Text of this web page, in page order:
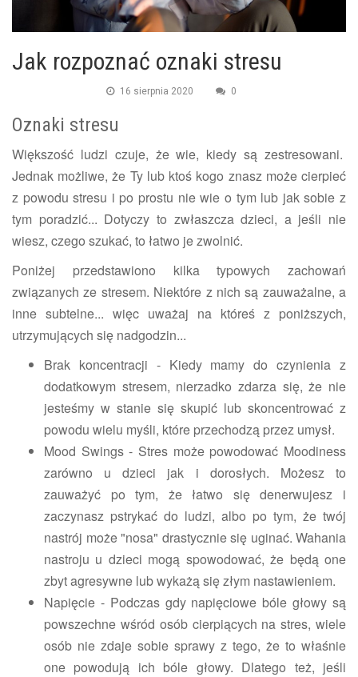
Jak rozpoznać oznaki stresu
16 sierpnia 2020 0
Oznaki stresu
Większość ludzi czuje, że wie, kiedy są zestresowani.
Jednak możliwe, że Ty lub ktoś kogo znasz może cierpieć
z powodu stresu i po prostu nie wie o tym lub jak sobie z
tym poradzić... Dotyczy to zwłaszcza dzieci, a jeśli nie
wiesz, czego szukać, to łatwo je zwolnić.
Poniżej przedstawiono kilka typowych zachowań
związanych ze stresem. Niektóre z nich są zauważalne, a
inne subtelne... więc uważaj na któreś z poniższych,
utrzymujących się nadgodzin...
Brak koncentracji - Kiedy mamy do czynienia z
dodatkowym stresem, nierzadko zdarza się, że nie
jesteśmy w stanie się skupić lub skoncentrować z
powodu wielu myśli, które przechodzą przez umysł.
Mood Swings - Stres może powodować Moodiness
zarówno u dzieci jak i dorosłych. Możesz to
zauważyć po tym, że łatwo się denerwujesz i
zaczynasz pstrykać do ludzi, albo po tym, że twój
nastrój może "nosa" drastycznie się uginać. Wahania
nastroju u dzieci mogą spowodować, że będą one
zbyt agresywne lub wykażą się złym nastawieniem.
Napięcie - Podczas gdy napięciowe bóle głowy są
powszechne wśród osób cierpiących na stres, wiele
osób nie zdaje sobie sprawy z tego, że to właśnie
one powodują ich bóle głowy. Dlatego też, jeśli